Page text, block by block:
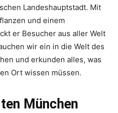
Landeshauptstadt. Mit
und einem
er Besucher aus aller Welt
wir ein in die Welt des
und erkunden alles, was
Ort wissen müssen.
München